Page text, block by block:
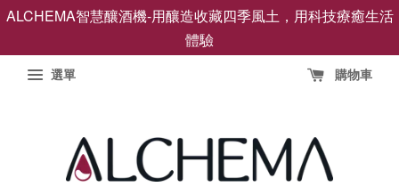
ALCHEMA智慧釀酒機-用釀造收藏四季風土，用科技療癒生活
體驗
選單 購物車